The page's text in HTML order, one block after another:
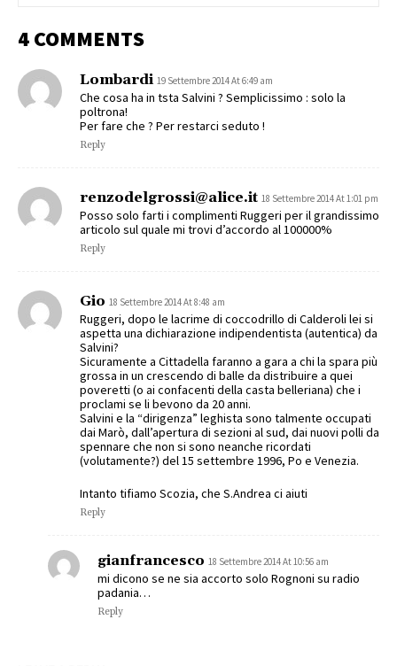
4 COMMENTS
Lombardi 19 Settembre 2014 At 6:49 am
Che cosa ha in tsta Salvini ? Semplicissimo : solo la
poltrona!
Per fare che ? Per restarci seduto !
Reply
renzodelgrossi@alice.it 18 Settembre 2014 At 1:01 pm
Posso solo farti i complimenti Ruggeri per il grandissimo
articolo sul quale mi trovi d’accordo al 100000%
Reply
Gio 18 Settembre 2014 At 8:48 am
Ruggeri, dopo le lacrime di coccodrillo di Calderoli lei si
aspetta una dichiarazione indipendentista (autentica) da
Salvini?
Sicuramente a Cittadella faranno a gara a chi la spara più
grossa in un crescendo di balle da distribuire a quei
poveretti (o ai confacenti della casta belleriana) che i
proclami se li bevono da 20 anni.
Salvini e la “dirigenza” leghista sono talmente occupati
dai Marò, dall’apertura di sezioni al sud, dai nuovi polli da
spennare che non si sono neanche ricordati
(volutamente?) del 15 settembre 1996, Po e Venezia.
Intanto tifiamo Scozia, che S.Andrea ci aiuti
Reply
gianfrancesco 18 Settembre 2014 At 10:56 am
mi dicono se ne sia accorto solo Rognoni su radio
padania…
Reply